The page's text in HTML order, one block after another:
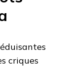
criques